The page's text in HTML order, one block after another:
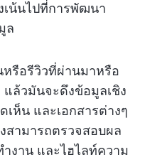
น้นไปที่การพัฒนา
ล
รือรีวิวที่ผ่านมาหรือ
แล้วมันจะดึงข้อมูลเชิง
ห็น และเอกสารต่างๆ
สามารถตรวจสอบผล
งาน และไฮไลท์ความ